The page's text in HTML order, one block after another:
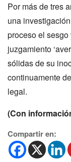
Por más de tres
una
proceso el
juzgamiento
sólidas de su
continuamente
legal.
(Con
Compartir en: